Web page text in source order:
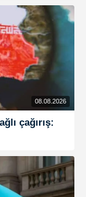
08.08.2026
çağırış: